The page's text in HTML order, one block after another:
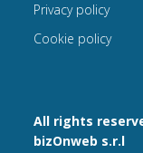
All rights
bizOnweb s.r.l
Privacy policy
Cookie policy